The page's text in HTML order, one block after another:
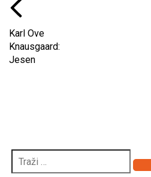
Karl Ove
Knausgaard:
Jesen